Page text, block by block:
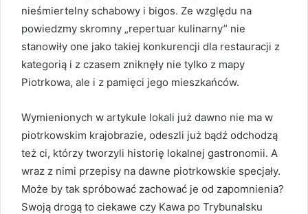
nieśmiertelny schabowy i bigos. Ze względu na
powiedzmy skromny „repertuar kulinarny” nie
stanowiły one jako takiej konkurencji dla restauracji z
kategorią i z czasem zniknęły nie tylko z mapy
Piotrkowa, ale i z pamięci jego mieszkańców.
Wymienionych w artykule lokali już dawno nie ma w
piotrkowskim krajobrazie, odeszli już bądź odchodzą
też ci, którzy tworzyli historię lokalnej gastronomii. A
wraz z nimi przepisy na dawne piotrkowskie specjały.
Może by tak spróbować zachować je od zapomnienia?
Swoją drogą to ciekawe czy Kawa po Trybunalsku